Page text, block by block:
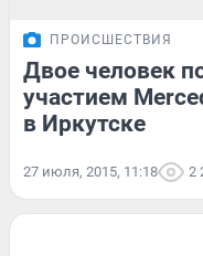
ПРОИСШЕСТВИЯ
Двое человек
участием
в Иркутске
27 июля, 2015, 11:18 2